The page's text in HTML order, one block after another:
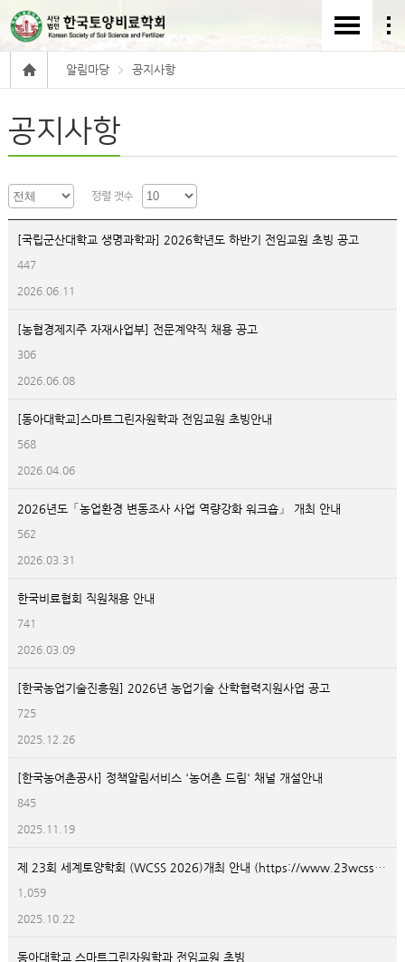
알림마당 공지사항
공지사항
정렬 갯수
[국립군산대학교 생명과학과] 2026학년도 하반기 전임교원 초빙 공고
447
2026.06.11
[농협경제지주 자재사업부] 전문계약직 채용 공고
306
2026.06.08
[동아대학교]스마트그린자원학과 전임교원 초빙안내
568
2026.04.06
2026년도「농업환경 변동조사 사업 역량강화 워크숍」 개최 안내
562
2026.03.31
한국비료협회 직원채용 안내
741
2026.03.09
[한국농업기술진흥원] 2026년 농업기술 산학협력지원사업 공고
725
2025.12.26
[한국농어촌공사] 정책알림서비스 '농어촌 드림' 채널 개설안내
845
2025.11.19
제 23회 세계토양학회 (WCSS 2026)개최 안내 (https://www.23wcss.org.cn/)
1,059
2025.10.22
동아대학교 스마트그린자원학과 전임교원 초빙